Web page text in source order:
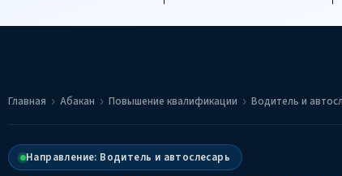
Главная Абакан Повышение квалификации Водитель и
Направление: Водитель и автослесарь